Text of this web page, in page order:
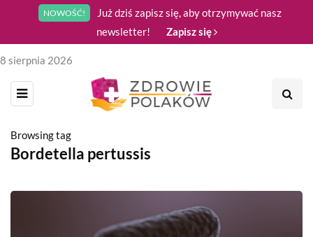
NOWOŚĆ!
Już dziś zapisz się, aby otrzymywać nasz
newsletter!
Zapisz się
8 sierpnia 2026
Browsing tag
Bordetella pertussis